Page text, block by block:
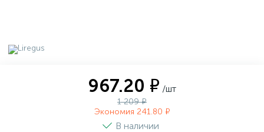
967.20 ₽ /шт
1 209 ₽
Экономия 241.80 ₽
В наличии